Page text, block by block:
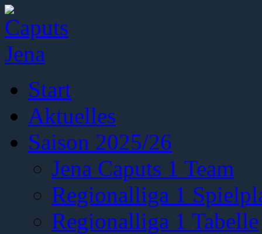
Start
Aktuelles
Saison 2025/26
Jena Caputs 1 Team
Regionalliga 1
Regionalliga 1 Tabelle